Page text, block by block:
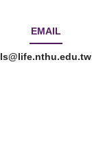
EMAIL
ls@life.nthu.edu.tw